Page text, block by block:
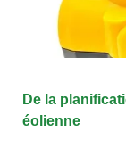
De la
éolienne